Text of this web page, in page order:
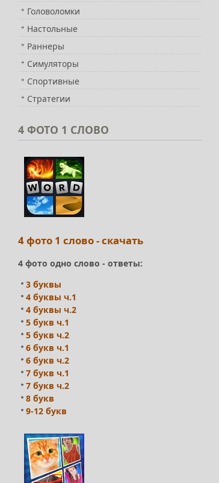
Головоломки
Настольные
Раннеры
Симуляторы
Спортивные
Стратегии
4 ФОТО 1 СЛОВО
4 фото 1 слово - скачать
4 фото одно слово - ответы:
3 буквы
4 буквы ч.1
4 буквы ч.2
5 букв ч.1
5 букв ч.2
6 букв ч.1
6 букв ч.2
7 букв ч.1
7 букв ч.2
8 букв
9-12 букв